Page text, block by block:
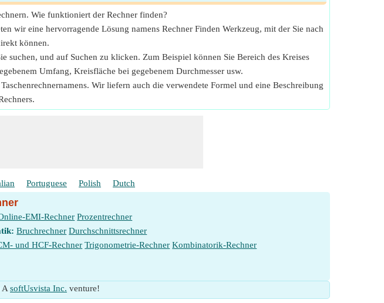
Wie funktioniert der Rechner finden?
wir eine hervorragende Lösung namens Rechner Finden Werkzeug, mit der Sie nach
können.
suchen, und auf Suchen zu klicken. Zum Beispiel können Sie Bereich des Kreises
Umfang, Kreisfläche bei gegebenem Durchmesser usw.
Wir liefern auch die verwendete Formel und eine Beschreibung
Portuguese Polish Dutch
EMI-Rechner Prozentrechner
Bruchrechner Durchschnittsrechner
und HCF-Rechner Trigonometrie-Rechner Kombinatorik-Rechner
A softUsvista Inc. venture!